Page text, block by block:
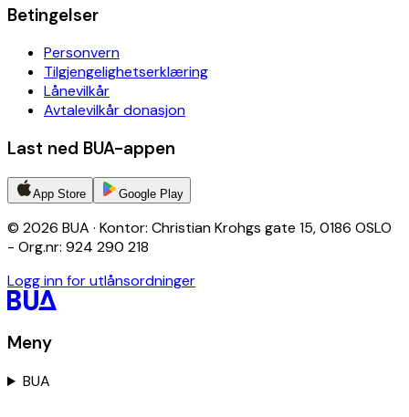
Betingelser
Personvern
Tilgjengelighetserklæring
Lånevilkår
Avtalevilkår donasjon
Last ned BUA-appen
App Store Google Play
© 2026 BUA · Kontor: Christian Krohgs gate 15, 0186 OSLO
- Org.nr: 924 290 218
Logg inn for utlånsordninger
Meny
BUA